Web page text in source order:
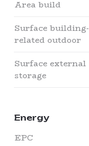
Area build
Surface building-
related outdoor
Surface external
storage
Energy
EPC